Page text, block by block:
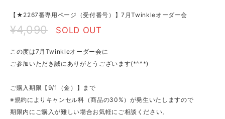
【★2267番専用ページ（受付番号）】7月Twinkleオーダー会
¥4,090 SOLD OUT
この度は7月Twinkleオーダー会に
ご参加いただき誠にありがとうございます(*^^*)
ご購入期限【9/1（金）】まで
※規約によりキャンセル料（商品の30%）が発生いたしますので
期限内にご購入が難しい場合お気軽にご相談ください。